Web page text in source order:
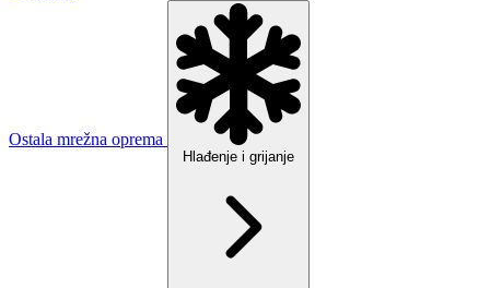
Ostala mrežna oprema
Hlađenje i grijanje